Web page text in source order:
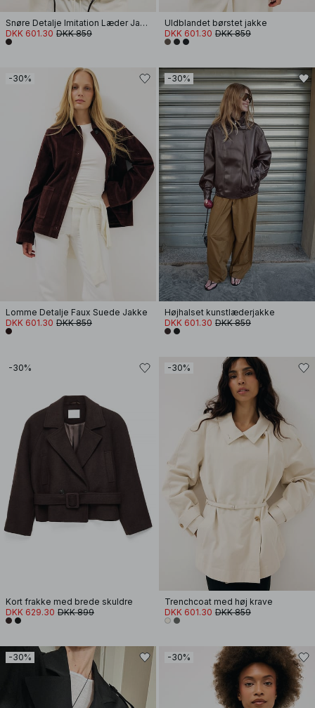
Snøre Detalje Imitation Læder Jakke
DKK 601.30 DKK 859
Uldblandet børstet jakke
DKK 601.30 DKK 859
-30%
Lomme Detalje Faux Suede Jakke
DKK 601.30 DKK 859
-30%
Højhalset kunstlæderjakke
DKK 601.30 DKK 859
-30%
Kort frakke med brede skuldre
DKK 629.30 DKK 899
-30%
Trenchcoat med høj krave
DKK 601.30 DKK 859
-30% -30%